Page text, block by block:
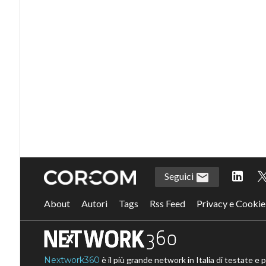
Seguici
About Autori Tags Rss Feed Privacy e
Nextwork360 è il più grande network in Italia di testate e